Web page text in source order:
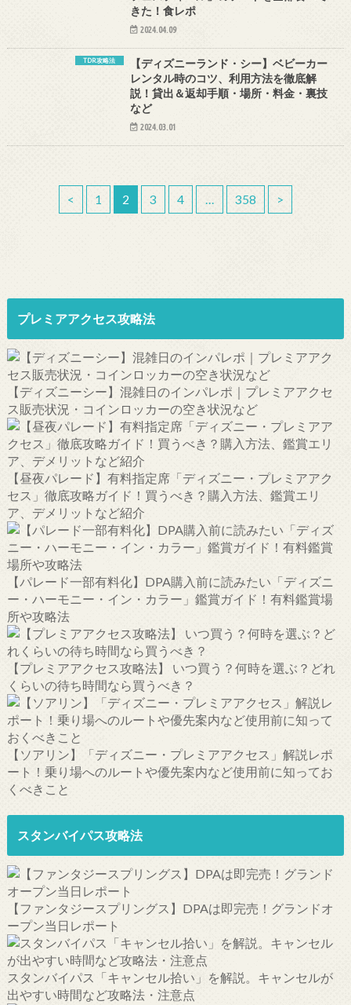
きた！食レポ
2024.04.09
TDR攻略法
【ディズニーランド・シー】ベビーカー
レンタル時のコツ、利用方法を徹底解
説！貸出＆返却手順・場所・料金・裏技
など
2024.03.01
< 1 2 3 4 … 358 >
プレミアアクセス攻略法
【ディズニーシー】混雑日のインパレポ｜プレミアアクセ
ス販売状況・コインロッカーの空き状況など
【昼夜パレード】有料指定席「ディズニー・プレミアアク
セス」徹底攻略ガイド！買うべき？購入方法、鑑賞エリ
ア、デメリットなど紹介
【パレード一部有料化】DPA購入前に読みたい「ディズニ
ー・ハーモニー・イン・カラー」鑑賞ガイド！有料鑑賞場
所や攻略法
【プレミアアクセス攻略法】 いつ買う？何時を選ぶ？どれ
くらいの待ち時間なら買うべき？
【ソアリン】「ディズニー・プレミアアクセス」解説レポ
ート！乗り場へのルートや優先案内など使用前に知ってお
くべきこと
スタンバイパス攻略法
【ファンタジースプリングス】DPAは即完売！グランドオ
ープン当日レポート
スタンバイパス「キャンセル拾い」を解説。キャンセルが
出やすい時間など攻略法・注意点